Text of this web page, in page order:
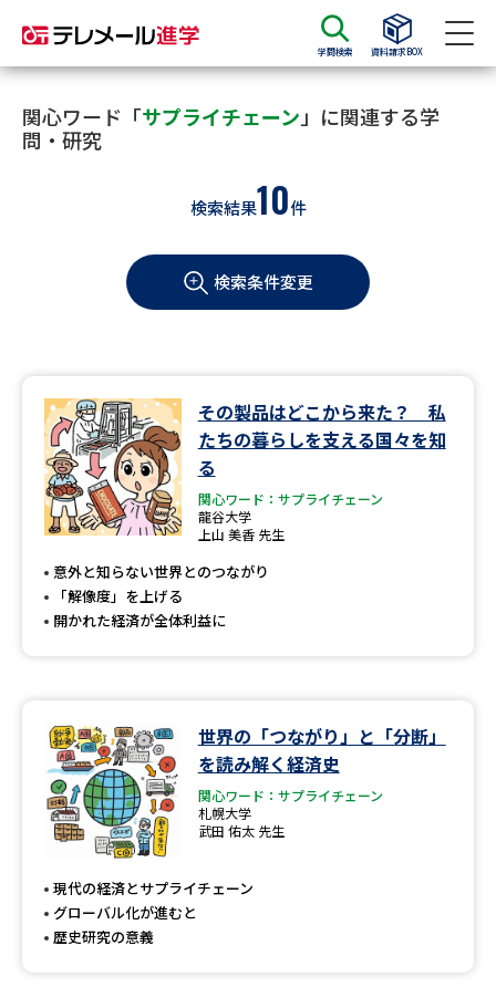
学問検索 資料請求BOX
資料請求 資料検索
大学・短大の資料種類から請求
学部・学科パンフ
総合型選抜・学校推薦型選抜 募
大学入学共通テスト利用選抜の
大学・短大以外の資料から請求
専門学校の資料請求 大学院の資料請求
大学入学共通テスト「受験案
内」の請求
大学入学共通テスト「受験上の
配慮案内」の請求
高等学校（情報）教員資格認定
大学研究
大学で学べる内容や特徴を調べる
関心ワード「サプライチェーン 」に関連する学
問・研究
検索結果10件
検索条件変更
その製品はどこから来た？ 私
たちの暮らしを支える国々を知
る
関心ワード：サプライチェーン
龍谷大学
上山 美香 先生
意外と知らない世界とのつながり
「解像度」を上げる
開かれた経済が全体利益に
世界の「つながり」と「分断」
を読み解く経済史
関心ワード：サプライチェーン
札幌大学
武田 佑太 先生
現代の経済とサプライチェーン
グローバル化が進むと
歴史研究の意義